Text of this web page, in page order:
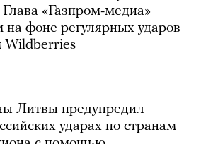
«Газпром-медиа»
на фоне регулярных ударов
Wildberries
Литвы предупредил
ударах по странам